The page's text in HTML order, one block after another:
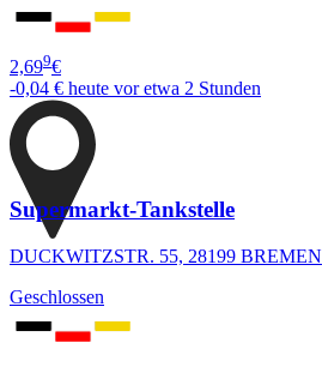
2,699€
-0,04 € heute vor etwa 2 Stunden
Supermarkt-Tankstelle
DUCKWITZSTR. 55, 28199 BREMEN
Geschlossen